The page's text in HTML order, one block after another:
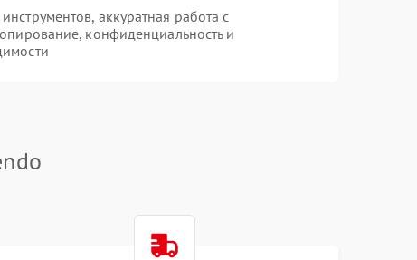
аккуратная работа с
конфиденциальность и